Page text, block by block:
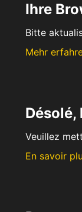
Ihre
Bitte
Mehr
Désolé,
Veuillez
En savoir